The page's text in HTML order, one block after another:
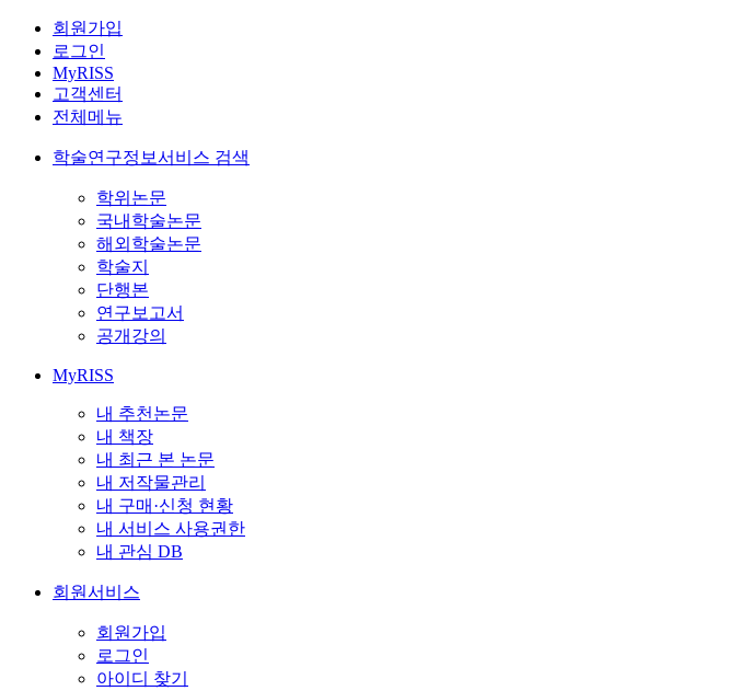
회원가입
로그인
MyRISS
고객센터
전체메뉴
학술연구정보서비스 검색
학위논문
국내학술논문
해외학술논문
학술지
단행본
연구보고서
공개강의
MyRISS
내 추천논문
내 책장
내 최근 본 논문
내 저작물관리
내 구매·신청 현황
내 서비스 사용권한
내 관심 DB
회원서비스
회원가입
로그인
아이디 찾기